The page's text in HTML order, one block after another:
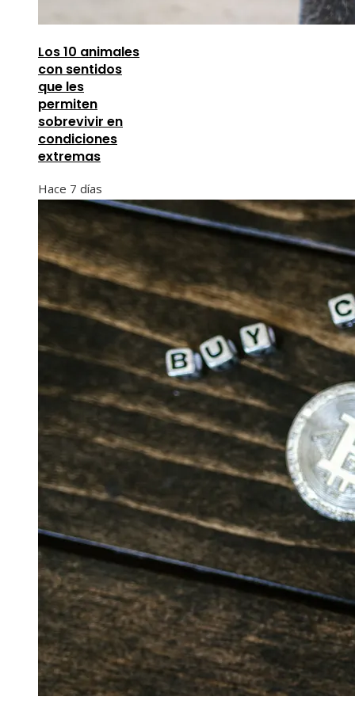
Los 10 animales
con sentidos
que les
permiten
sobrevivir en
condiciones
extremas
Hace 7 días